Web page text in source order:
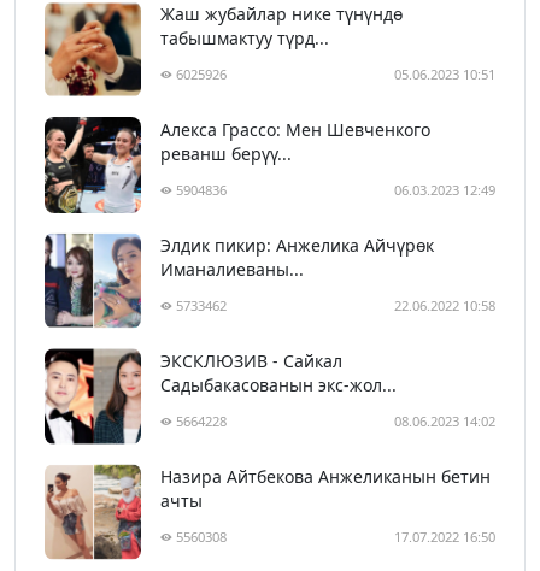
Жаш жубайлар нике түнүндө
табышмактуу түрд...
6025926 05.06.2023 10:51
Алекса Грассо: Мен Шевченкого
реванш берүү...
5904836 06.03.2023 12:49
Элдик пикир: Анжелика Айчүрөк
Иманалиеваны...
5733462 22.06.2022 10:58
ЭКСКЛЮЗИВ - Сайкал
Садыбакасованын экс-жол...
5664228 08.06.2023 14:02
Назира Айтбекова Анжеликанын бетин
ачты
5560308 17.07.2022 16:50